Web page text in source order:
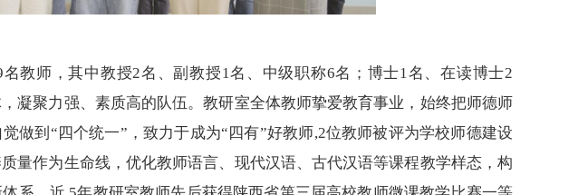
名教师，其中教授2名、副教授1名、中级职称6名；博士1名、在读博士2
凝聚力强、素质高的队伍。教研室全体教师挚爱教育事业，始终把师德师
做到 “四个统一”，致力于成为“四有”好教师,2位教师被评为学校师德建设
量作为生命线，优化教师语言、现代汉语、古代汉语等课程教学样态，构